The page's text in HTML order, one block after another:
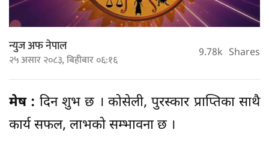
न्युज अफ नेपाल
२५ असार २०८३, बिहीबार ०६:१६ 9.78k Shares
मेष : दिन शुभ छ । कोसेली, पुरस्कार प्राप्तिका साथै
कार्य सफल, लाभको सम्भावना छ ।